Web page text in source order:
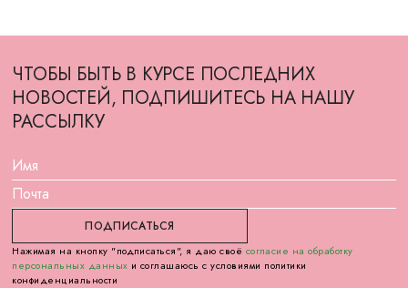
ЧТОБЫ БЫТЬ В КУРСЕ ПОСЛЕДНИХ
НОВОСТЕЙ, ПОДПИШИТЕСЬ НА НАШУ
РАССЫЛКУ
Нажимая на кнопку "подписаться", я даю своё согласие на обработку
персональных данных и соглашаюсь с условиями политики
конфиденциальности